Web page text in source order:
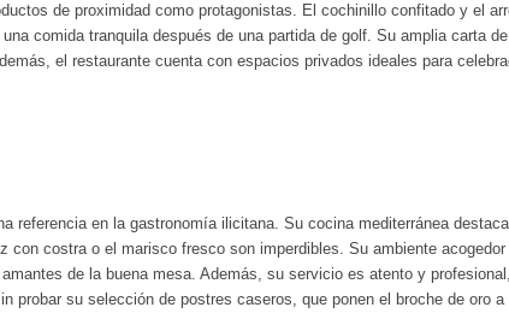
de proximidad como protagonistas. El cochinillo confitado y el
comida tranquila después de una partida de golf. Su amplia carta
el restaurante cuenta con espacios privados ideales para
referencia en la gastronomía ilicitana. Su cocina mediterránea
con costra o el marisco fresco son imperdibles. Su ambiente
de la buena mesa. Además, su servicio es atento y
probar su selección de postres caseros, que ponen el broche de oro